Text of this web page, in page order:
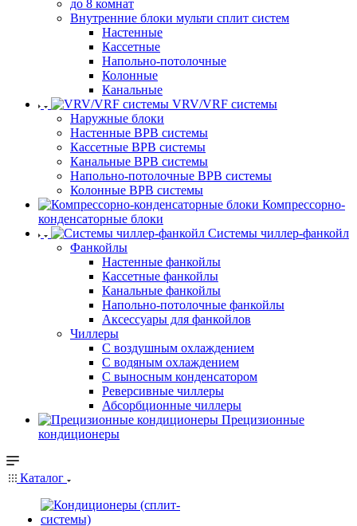
до 8 комнат
Внутренние блоки мульти сплит систем
Настенные
Кассетные
Напольно-потолочные
Колонные
Канальные
VRV/VRF системы
Наружные блоки
Настенные ВРВ системы
Кассетные ВРВ системы
Канальные ВРВ системы
Напольно-потолочные ВРВ системы
Колонные ВРВ системы
Компрессорно-
конденсаторные блоки
Системы чиллер-фанкойл
Фанкойлы
Настенные фанкойлы
Кассетные фанкойлы
Канальные фанкойлы
Напольно-потолочные фанкойлы
Аксессуары для фанкойлов
Чиллеры
С воздушным охлаждением
С водяным охлаждением
С выносным конденсатором
Реверсивные чиллеры
Абсорбционные чиллеры
Прецизионные
кондиционеры
Каталог